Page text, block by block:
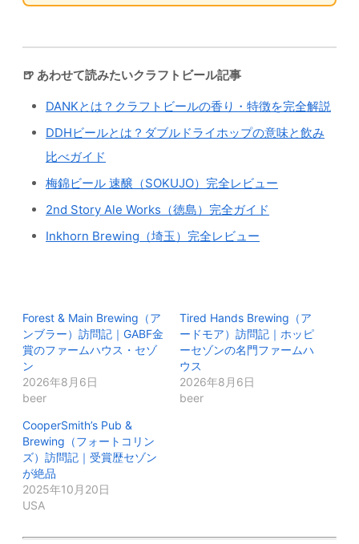
🍺 あわせて読みたいクラフトビール記事
DANKとは？クラフトビールの香り・特徴を完全解説
DDHビールとは？ダブルドライホップの意味と飲み
比べガイド
梅錦ビール 速醸（SOKUJO）完全レビュー
2nd Story Ale Works（徳島）完全ガイド
Inkhorn Brewing（埼玉）完全レビュー
Forest & Main Brewing（ア
ンブラー）訪問記｜GABF金
賞のファームハウス・セゾ
ン
2026年8月6日
beer
Tired Hands Brewing（ア
ードモア）訪問記｜ホッピ
ーセゾンの名門ファームハ
ウス
2026年8月6日
beer
CooperSmith’s Pub &
Brewing（フォートコリン
ズ）訪問記｜受賞歴セゾン
が絶品
2025年10月20日
USA